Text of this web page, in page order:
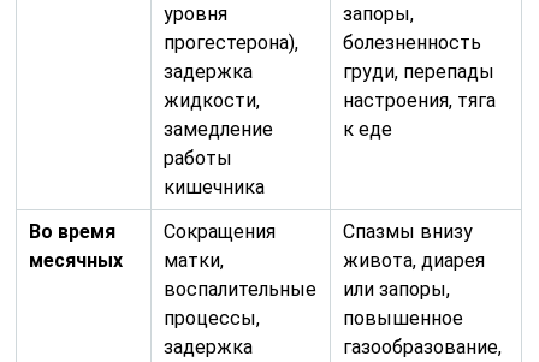
уровня
прогестерона),
задержка
жидкости,
замедление
работы
кишечника
запоры,
болезненность
груди, перепады
настроения, тяга
к еде
Во время
месячных
Сокращения
матки,
воспалительные
процессы,
задержка
Спазмы внизу
живота, диарея
или запоры,
повышенное
газообразование,